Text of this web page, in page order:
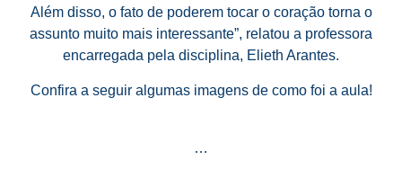
Além disso, o fato de poderem tocar o coração torna o
assunto muito mais interessante”, relatou a professora
encarregada pela disciplina, Elieth Arantes.
Confira a seguir algumas imagens de como foi a aula!
…